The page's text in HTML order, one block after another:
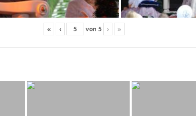
« ‹ von 5 › »